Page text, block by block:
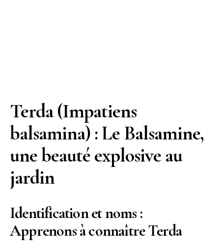
Terda (Impatiens
balsamina) : Le Balsamine,
une beauté explosive au
jardin
Identification et noms :
Apprenons à connaître Terda